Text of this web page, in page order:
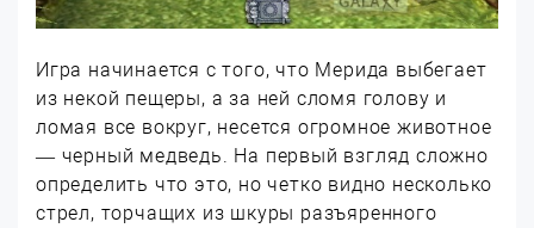
Игра начинается с того, что Мерида выбегает
из некой пещеры, а за ней сломя голову и
ломая все вокруг, несется огромное животное
— черный медведь. На первый взгляд сложно
определить что это, но четко видно несколько
стрел, торчащих из шкуры разъяренного